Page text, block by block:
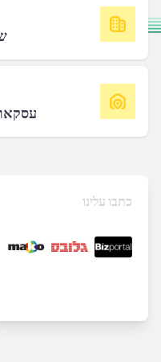
כתבו עלינו